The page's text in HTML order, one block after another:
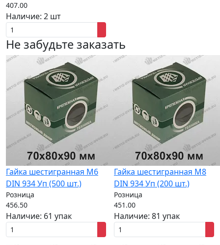
407.00
Наличие: 2 шт
Не забудьте заказать
Гайка шестигранная M6
DIN 934 Уп (500 шт.)
Розница
456.50
Наличие: 61 упак
Гайка шестигранная M8
DIN 934 Уп (200 шт.)
Розница
451.00
Наличие: 81 упак